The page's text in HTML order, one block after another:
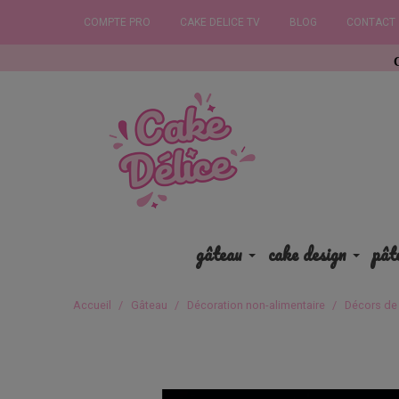
COMPTE PRO CAKE DELICE TV BLOG CONTACT
gâteau cake design
Accueil Gâteau Décoration non-alimentaire Décors